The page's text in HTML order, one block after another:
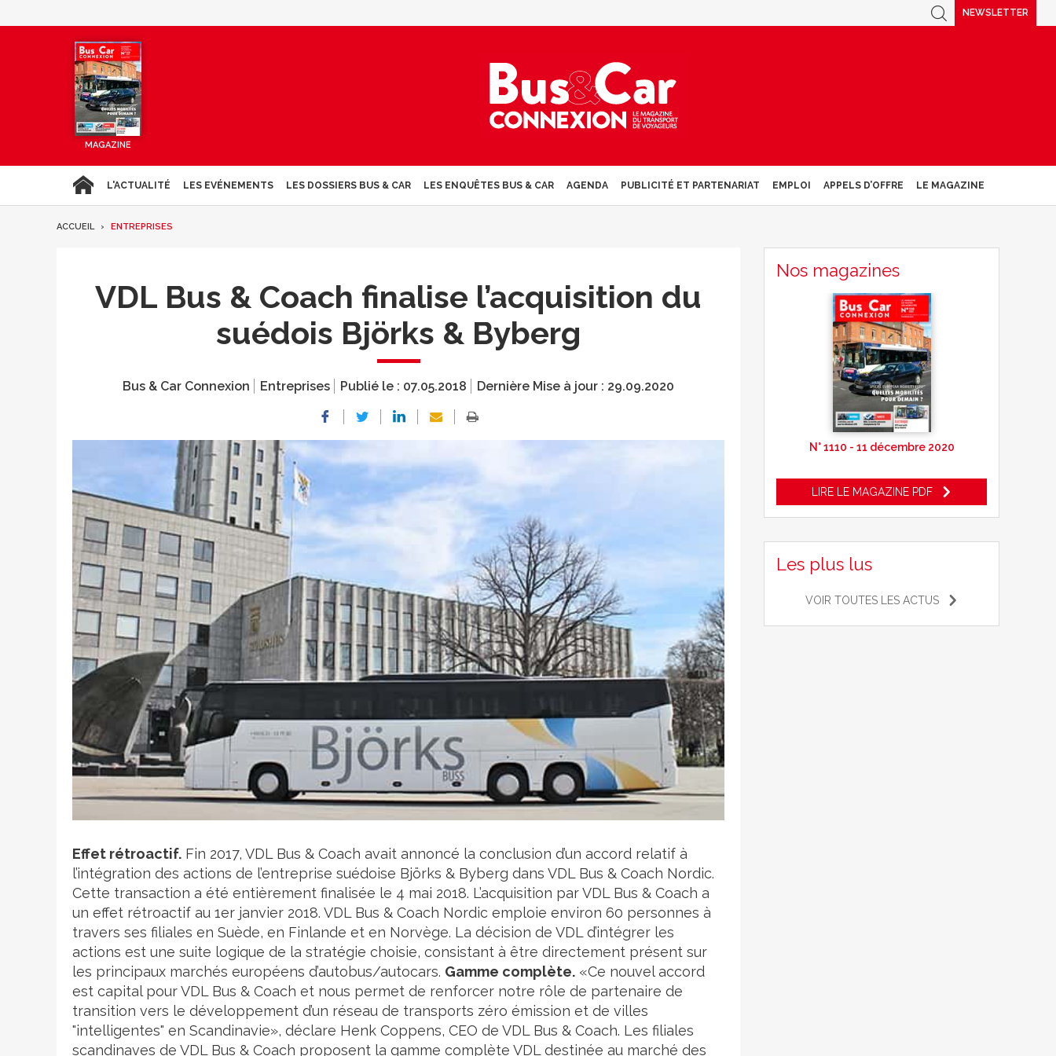
NEWSLETTER
MAGAZINE
L'ACTUALITÉ LES EVÉNEMENTS LES DOSSIERS BUS & CAR LES ENQUÊTES BUS & CAR AGENDA PUBLICITÉ ET PARTENARIAT EMPLOI APPELS D’OFFRE LE MAGAZINE
ACCUEIL ENTREPRISES
VDL Bus & Coach finalise l’acquisition du
suédois Björks & Byberg
Bus & Car Connexion Entreprises Publié le : 07.05.2018 Dernière Mise à jour : 29.09.2020
Crédit photo
Effet rétroactif. Fin 2017, VDL Bus & Coach avait annoncé la conclusion d’un accord relatif à
l’intégration des actions de l’entreprise suédoise Björks & Byberg dans VDL Bus & Coach Nordic.
Cette transaction a été entièrement finalisée le 4 mai 2018. L’acquisition par VDL Bus & Coach a
un effet rétroactif au 1er janvier 2018. VDL Bus & Coach Nordic emploie environ 60 personnes à
travers ses filiales en Suède, en Finlande et en Norvège. La décision de VDL d’intégrer les
actions est une suite logique de la stratégie choisie, consistant à être directement présent sur
les principaux marchés européens d’autobus/autocars. Gamme complète. «Ce nouvel accord
est capital pour VDL Bus & Coach et nous permet de renforcer notre rôle de partenaire de
transition vers le développement d’un réseau de transports zéro émission et de villes
"intelligentes" en Scandinavie», déclare Henk Coppens, CEO de VDL Bus & Coach. Les filiales
scandinaves de VDL Bus & Coach proposent la gamme complète VDL destinée au marché des
Nos magazines
N° 1110 - 11 décembre 2020
LIRE LE MAGAZINE PDF
Les plus lus
VOIR TOUTES LES ACTUS